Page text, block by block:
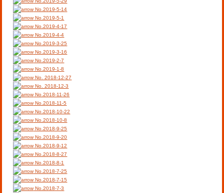
No.2019-5-14
No.2019-5-1
No.2019-4-17
No.2019-4-4
No.2019-3-25
No.2019-3-16
No.2019-2-7
No.2019-1-8
No. 2018-12-27
No. 2018-12-3
No.2018-11-26
No.2018-11-5
No.2018-10-22
No.2018-10-8
No.2018-9-25
No.2018-9-20
No.2018-9-12
No.2018-8-27
No.2018-8-1
No.2018-7-25
No.2018-7-15
No.2018-7-3